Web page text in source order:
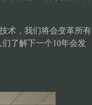
术，我们将会变革所有
了解下一个10年会发